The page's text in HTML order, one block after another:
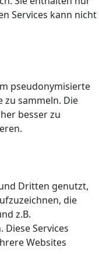
Services kann nicht
pseudonymisierte
zu sammeln. Die
besser zu
Dritten genutzt,
die
z.B.
Services
Websites